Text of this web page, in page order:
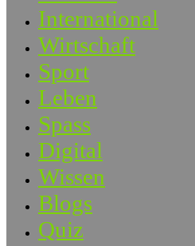
International
Wirtschaft
Sport
Leben
Spass
Digital
Wissen
Blogs
Quiz